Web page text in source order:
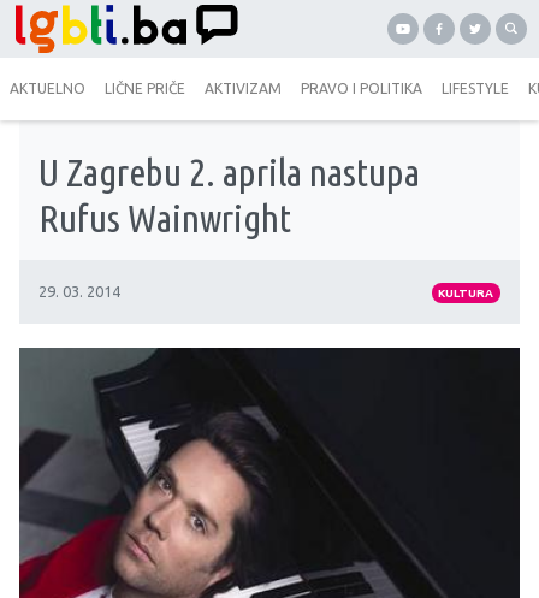
AKTUELNO LIČNE PRIČE AKTIVIZAM PRAVO I POLITIKA LIFESTYLE
U Zagrebu 2. aprila nastupa
Rufus Wainwright
29. 03. 2014 KULTURA